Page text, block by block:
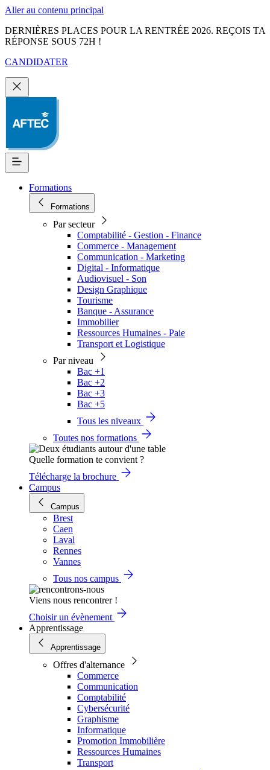
Aller au contenu principal
DERNIÈRES PLACES POUR LA RENTRÉE 2026. REÇOIS TA
RÉPONSE SOUS 72H !
CANDIDATER
Formations
Formations
Par secteur
Comptabilité - Gestion - Finance
Commerce - Management
Communication - Marketing
Digital - Informatique
Audiovisuel - Son
Design Graphique
Tourisme
Banque - Assurance
Immobilier
Ressources Humaines - Paie
Transport et Logistique
Par niveau
Bac +1
Bac +2
Bac +3
Bac +5
Tous les niveaux
Toutes nos formations
Quelle formation te convient ?
Télécharge la brochure
Campus
Campus
Brest
Caen
Laval
Rennes
Vannes
Tous nos campus
Viens nous rencontrer !
Choisir un évènement
Apprentissage
Apprentissage
Offres d'alternance
Commerce
Communication
Comptabilité
Cybersécurité
Graphisme
Informatique
Promotion Immobilière
Ressources Humaines
Transport